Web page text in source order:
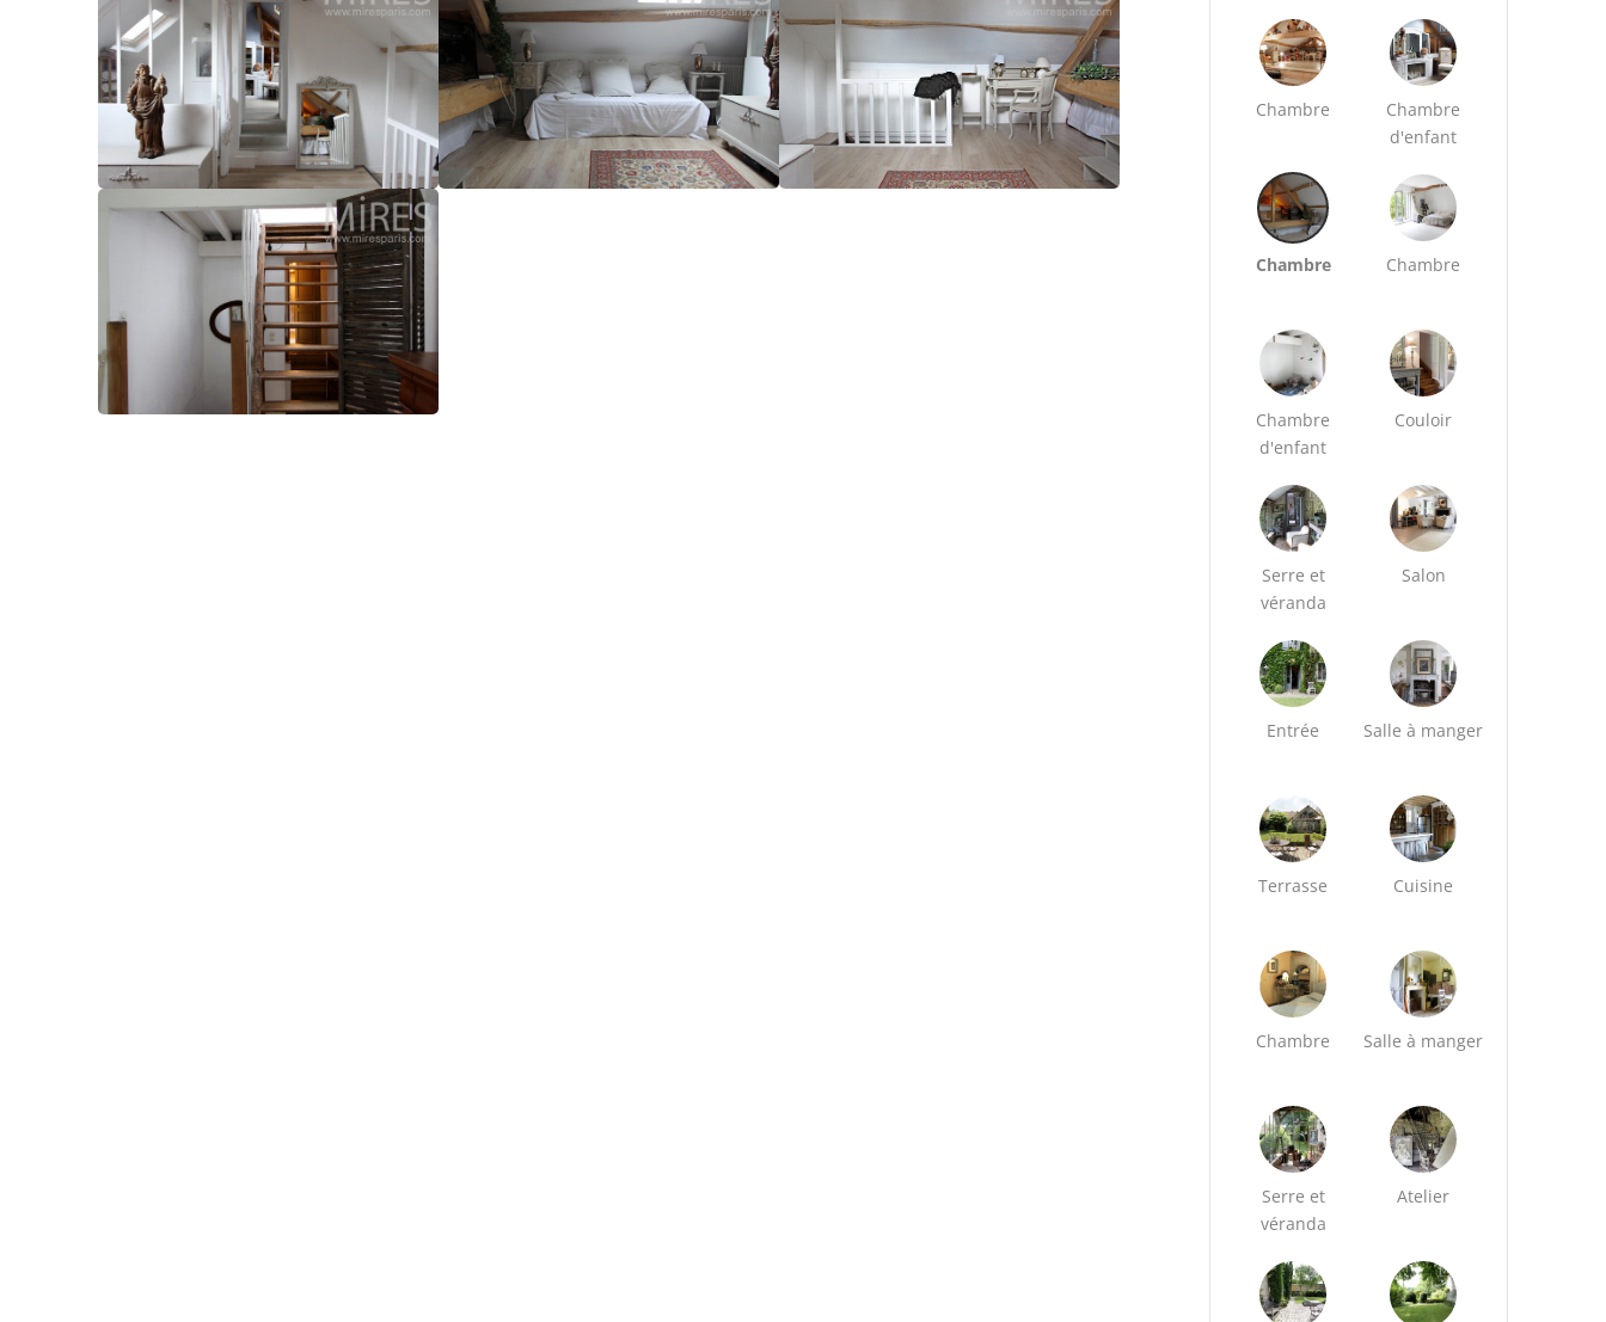
Chambre
Chambre
d'enfant
Chambre Chambre
Chambre
d'enfant
Couloir
Serre et
véranda
Salon
Entrée Salle à manger
Terrasse Cuisine
Chambre Salle à manger
Serre et
véranda
Atelier